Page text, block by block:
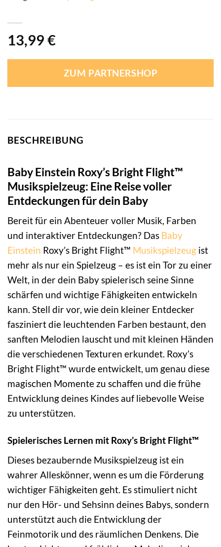
13,99 €
ZUM PARTNERSHOP
BESCHREIBUNG
Baby Einstein Roxy’s Bright Flight™
Musikspielzeug: Eine Reise voller
Entdeckungen für dein Baby
Bereit für ein Abenteuer voller Musik, Farben
und interaktiver Entdeckungen? Das Baby
Einstein Roxy’s Bright Flight™ Musikspielzeug ist
mehr als nur ein Spielzeug – es ist ein Tor zu einer
Welt, in der dein Baby spielerisch seine Sinne
schärfen und wichtige Fähigkeiten entwickeln
kann. Stell dir vor, wie dein kleiner Entdecker
fasziniert die leuchtenden Farben bestaunt, den
sanften Melodien lauscht und mit kleinen Händen
die verschiedenen Texturen erkundet. Roxy’s
Bright Flight™ wurde entwickelt, um genau diese
magischen Momente zu schaffen und die frühe
Entwicklung deines Kindes auf liebevolle Weise
zu unterstützen.
Spielerisches Lernen mit Roxy’s Bright Flight™
Dieses bezaubernde Musikspielzeug ist ein
wahrer Alleskönner, wenn es um die Förderung
wichtiger Fähigkeiten geht. Es stimuliert nicht
nur den Hör- und Sehsinn deines Babys, sondern
unterstützt auch die Entwicklung der
Feinmotorik und des räumlichen Denkens. Die